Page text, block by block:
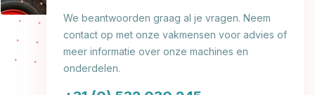
We beantwoorden graag al je vragen. Neem
contact op met onze vakmensen voor advies of
meer informatie over onze machines en
onderdelen.